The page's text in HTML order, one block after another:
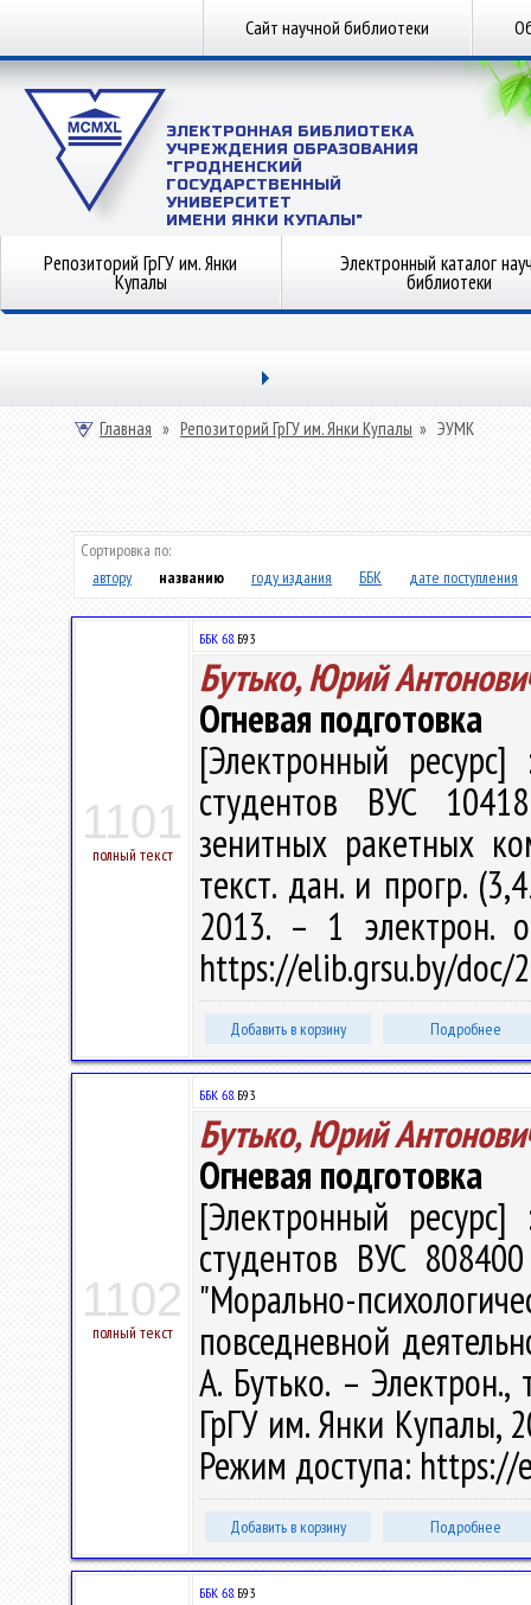
Сайт научной библиотеки
ЭЛЕКТРОННАЯ БИБЛИОТЕКА
УЧРЕЖДЕНИЯ ОБРАЗОВАНИЯ
"ГРОДНЕНСКИЙ
ГОСУДАРСТВЕННЫЙ
УНИВЕРСИТЕТ
ИМЕНИ ЯНКИ КУПАЛЫ"
Репозиторий ГрГУ им. Янки
Купалы
Электронный каталог
библиотеки
Главная » Репозиторий ГрГУ им. Янки Купалы » ЭУМК
Сортировка по:
автору
названию году издания ББК дате поступления
1101
полный текст
ББК 68.Б93
Бутько, Юрий
Огневая подготовка
[Электронный ресурс]
студентов ВУС
зенитных ракетных
текст. дан. и прогр.
2013. – 1 электрон.
https://elib.grsu.by/doc/
Добавить в корзину Подробнее
1102
полный текст
ББК 68.Б93
Бутько, Юрий
Огневая подготовка
[Электронный ресурс]
студентов ВУС
"Морально-
повседневной
А. Бутько. –
ГрГУ им. Янки Купалы,
Режим доступа:
Добавить в корзину Подробнее
ББК 68.Б93